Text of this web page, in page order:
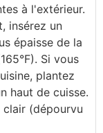
à l'extérieur.
insérez un
épaisse de la
Si vous
plantez
haut de cuisse.
(dépourvu